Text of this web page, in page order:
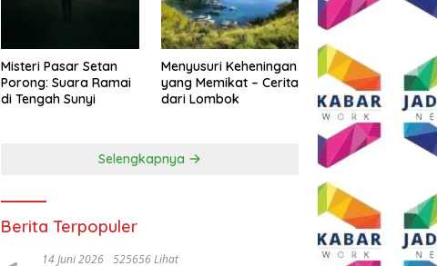
Misteri Pasar Setan
Porong: Suara Ramai
di Tengah Sunyi
Menyusuri Keheningan
yang Memikat – Cerita
dari Lombok
Selengkapnya
Berita Terpopuler
14 Juni 2026 525656 Lihat